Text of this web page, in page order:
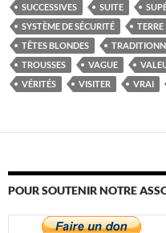
SUCCESSIVES
SUITE
SYSTÈME DE SÉCURITÉ
TERRE
TÊTES BLONDES
TROUSSES
VAGUE
VÉRITÉS
VISITER VRAI
POUR SOUTENIR NOTRE